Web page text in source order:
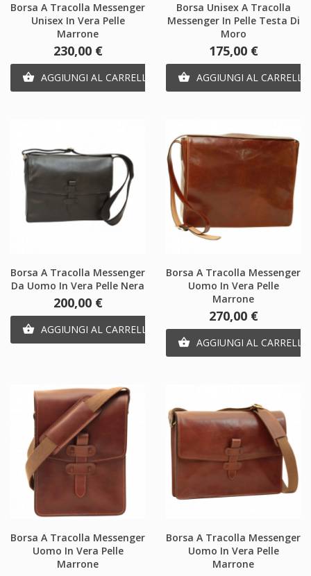
Borsa A Tracolla Messenger
Unisex In Vera Pelle
Marrone
Prezzo
230,00 €
 AGGIUNGI AL CARRELLO
Borsa Unisex A Tracolla
Messenger In Pelle Testa Di
Moro
Prezzo
175,00 €
 AGGIUNGI AL CARRELLO
Borsa A Tracolla Messenger
Da Uomo In Vera Pelle Nera
Prezzo
200,00 €
 AGGIUNGI AL CARRELLO
Borsa A Tracolla Messenger
Uomo In Vera Pelle
Marrone
Prezzo
270,00 €
 AGGIUNGI AL CARRELLO
Borsa A Tracolla Messenger
Uomo In Vera Pelle
Marrone
Borsa A Tracolla Messenger
Uomo In Vera Pelle
Marrone